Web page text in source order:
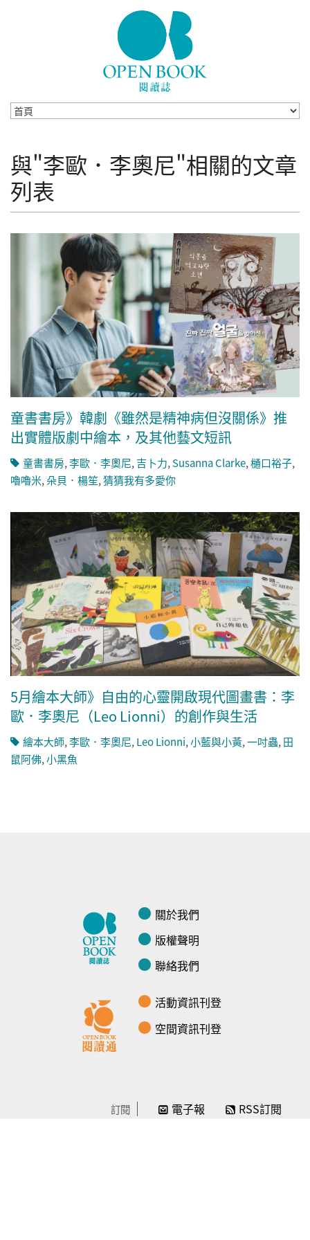
與"李歐．李奧尼"相關的文章
列表
童書書房》韓劇《雖然是精神病但沒關係》推
出實體版劇中繪本，及其他藝文短訊
童書書房,李歐．李奧尼,吉卜力,Susanna Clarke,樋口裕子,
嚕嚕米,朵貝．楊笙,猜猜我有多愛你
5月繪本大師》自由的心靈開啟現代圖畫書：李
歐．李奧尼（Leo Lionni）的創作與生活
繪本大師,李歐．李奧尼, Leo Lionni,小藍與小黃,一吋蟲, 田
鼠阿佛,小黑魚
關於我們
版權聲明
聯絡我們
活動資訊刊登
空間資訊刊登
訂閱 電子報 RSS訂閱